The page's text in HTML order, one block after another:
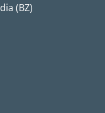
(BZ)